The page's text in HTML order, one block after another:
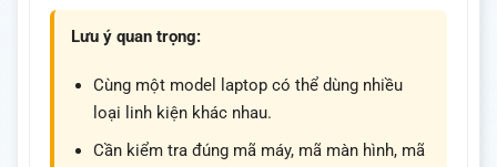
Lưu ý quan trọng:
Cùng một model laptop có thể dùng nhiều
loại linh kiện khác nhau.
Cần kiểm tra đúng mã máy, mã màn hình, mã